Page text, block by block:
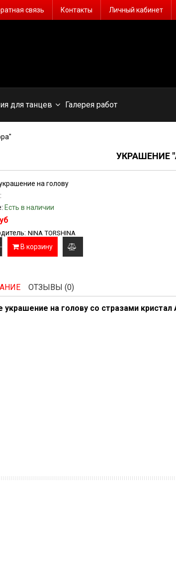
связь Контакты Личный кабинет
для танцев Галерея работ
УКРАШЕНИЕ
на голову
Есть в наличии
NINA TORSHINA
В корзину
ОТЗЫВЫ (0)
украшение на голову со стразами кристал